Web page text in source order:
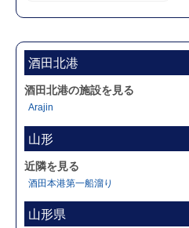
酒田北港
酒田北港の施設を見る
Arajin
山形
近隣を見る
酒田本港第一船溜り
山形県